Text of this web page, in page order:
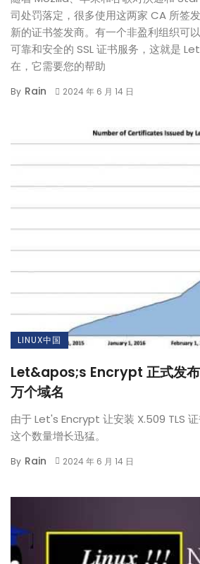
司处罚落定，很多使用这两家 CA 所签
新的证书签发商。有一个非盈利组织可
可靠和安全的 SSL 证书服务，这就是
在，它需要您的帮助
By Rain 2024 年 6 月 14 日
LINUX中国
Let&apos;s Encrypt 正式发
万个域名
由于 Let's Encrypt 让安装 X.509 TLS
这个数量增长迅猛。
By Rain 2024 年 6 月 14 日